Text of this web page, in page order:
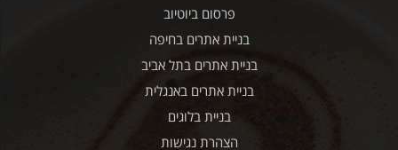
פרסום ביוטיוב
בניית אתרים בחיפה
בניית אתרים בתל אביב
בניית אתרים באנגלית
בניית בלוגים
הצהרת נגישות